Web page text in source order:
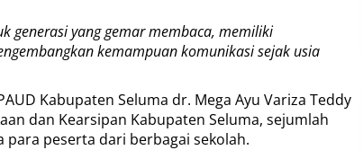
generasi yang gemar membaca, memiliki
kemampuan komunikasi sejak usia
Kabupaten Seluma dr. Mega Ayu Variza Teddy
dan Kearsipan Kabupaten Seluma, sejumlah
peserta dari berbagai sekolah.